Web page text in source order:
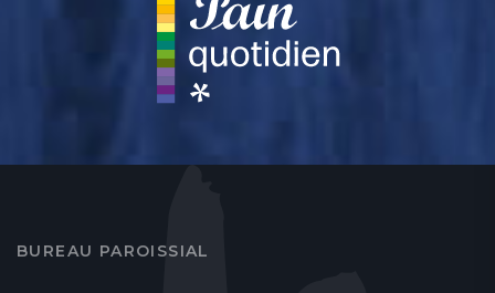
BUREAU PAROISSIAL